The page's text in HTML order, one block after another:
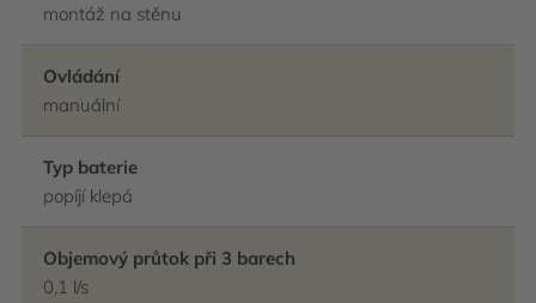
montáž na stěnu
Ovládání
manuální
Typ baterie
popíjí klepá
Objemový průtok při 3 barech
0,1 l/s